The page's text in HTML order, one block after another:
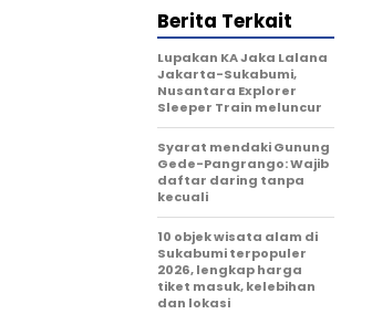
Berita Terkait
Lupakan KA Jaka Lalana
Jakarta-Sukabumi,
Nusantara Explorer
Sleeper Train meluncur
Syarat mendaki Gunung
Gede-Pangrango: Wajib
daftar daring tanpa
kecuali
10 objek wisata alam di
Sukabumi terpopuler
2026, lengkap harga
tiket masuk, kelebihan
dan lokasi